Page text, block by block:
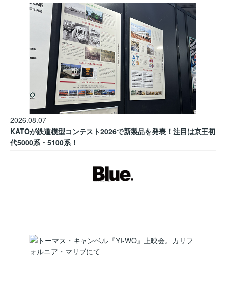
2026.08.07
KATOが鉄道模型コンテスト2026で新製品を発表！注目は京王初
代5000系・5100系！